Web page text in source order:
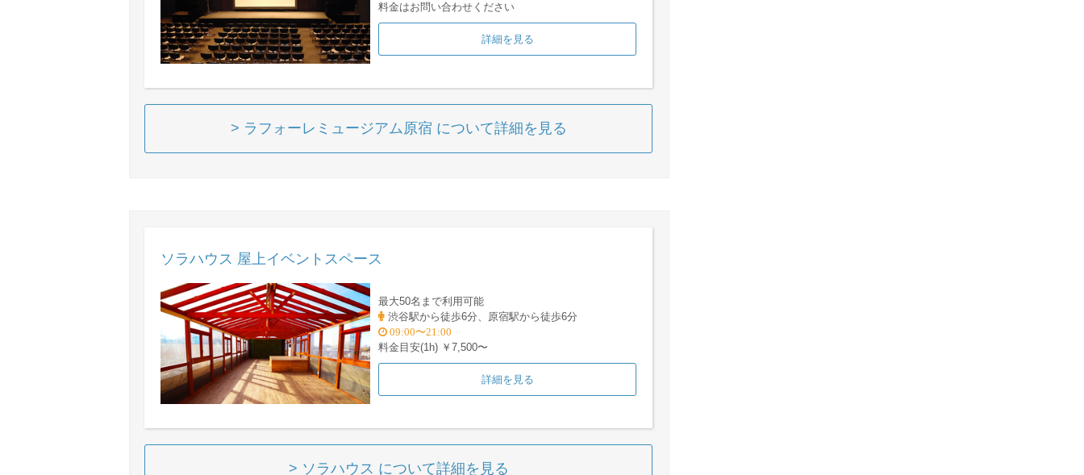
料金はお問い合わせください
詳細を見る
> ラフォーレミュージアム原宿 について詳細を見る
ソラハウス 屋上イベントスペース
最大50名まで利用可能
渋谷駅から徒歩6分、原宿駅から徒歩6分
09:00〜21:00
料金目安(1h) ￥7,500〜
詳細を見る
> ソラハウス について詳細を見る